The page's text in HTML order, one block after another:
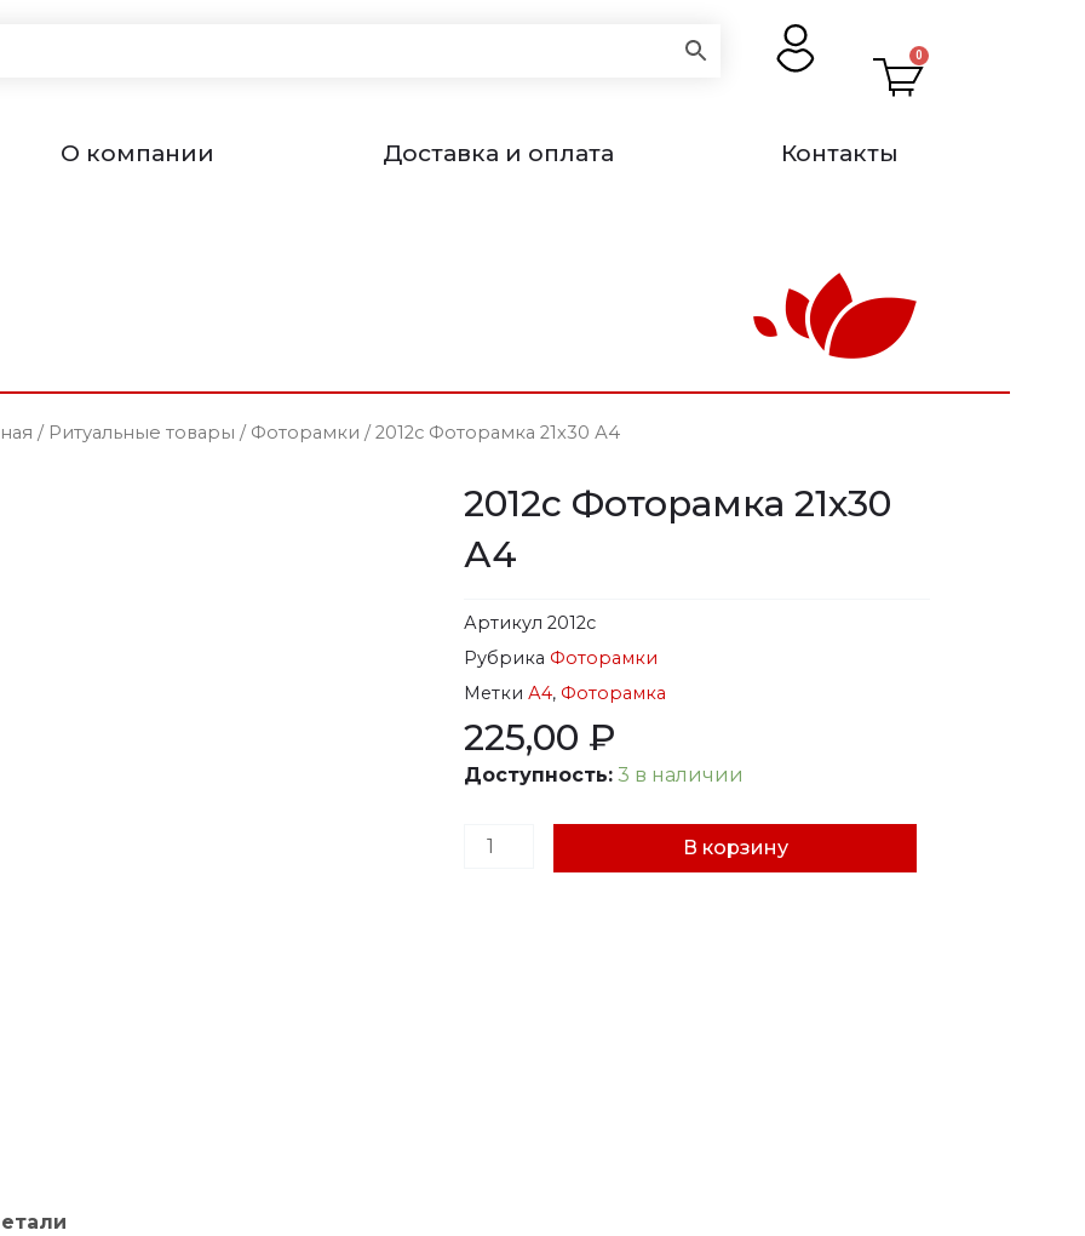
0
О компании Доставка и оплата Контакты
/ Ритуальные товары / Фоторамки / 2012с Фоторамка 21х30 А4
2012с Фоторамка 21х30
А4
Артикул2012с
Рубрика Фоторамки
Метки А4, Фоторамка
225,00 ₽
Доступность: 3 в наличии
В корзину